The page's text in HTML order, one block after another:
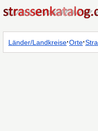
Länder/Landkreise·Orte·